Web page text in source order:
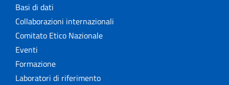
Basi di dati
Collaborazioni internazionali
Comitato Etico Nazionale
Eventi
Formazione
Laboratori di riferimento